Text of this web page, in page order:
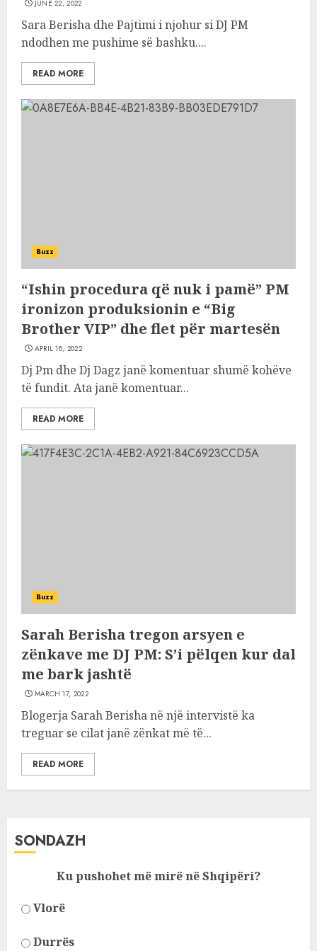
JUNE 22, 2022
Sara Berisha dhe Pajtimi i njohur si DJ PM
ndodhen me pushime së bashku....
READ MORE
Buzz
“Ishin procedura që nuk i pamë” PM
ironizon produksionin e “Big
Brother VIP” dhe flet për martesën
APRIL 18, 2022
Dj Pm dhe Dj Dagz janë komentuar shumë kohëve
të fundit. Ata janë komentuar...
READ MORE
Buzz
Sarah Berisha tregon arsyen e
zënkave me DJ PM: S’i pëlqen kur dal
me bark jashtë
MARCH 17, 2022
Blogerja Sarah Berisha në një intervistë ka
treguar se cilat janë zënkat më të...
READ MORE
SONDAZH
Ku pushohet më mirë në Shqipëri?
Vlorë
Durrës